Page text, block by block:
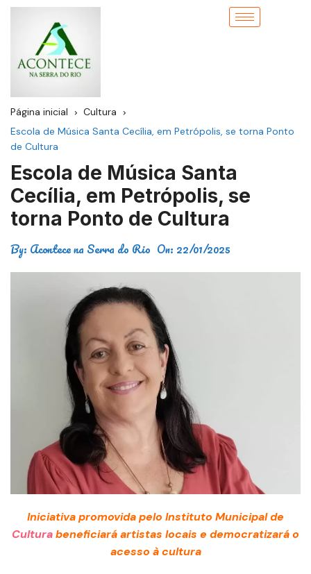
Página inicial
Cultura
Escola de Música Santa Cecília, em Petrópolis, se torna Ponto
de Cultura
Escola de Música Santa
Cecília, em Petrópolis, se
torna Ponto de Cultura
By: Acontece na Serra do Rio On: 22/01/2025
Iniciativa promovida pelo Instituto Municipal de
Culturabeneficiará artistas locais e democratizará o
acesso à cultura